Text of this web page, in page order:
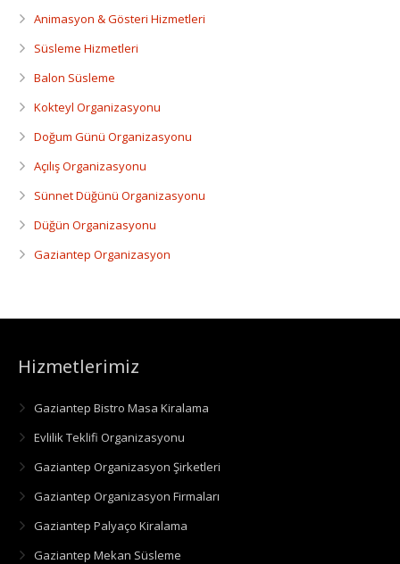
Animasyon & Gösteri Hizmetleri
Süsleme Hizmetleri
Balon Süsleme
Kokteyl Organizasyonu
Doğum Günü Organizasyonu
Açılış Organizasyonu
Sünnet Düğünü Organizasyonu
Düğün Organizasyonu
Gaziantep Organizasyon
Hizmetlerimiz
Gaziantep Bistro Masa Kiralama
Evlilik Teklifi Organizasyonu
Gaziantep Organizasyon Şirketleri
Gaziantep Organizasyon Firmaları
Gaziantep Palyaço Kiralama
Gaziantep Mekan Süsleme